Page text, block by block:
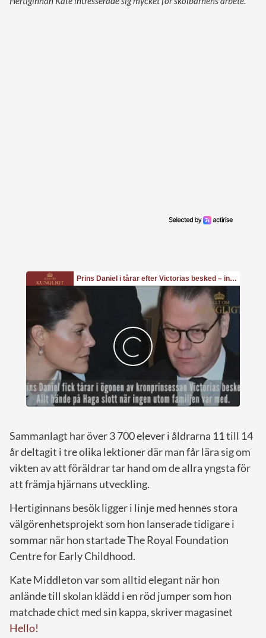
Sammanlagt har över 3 700 elever i åldrarna 11 till 14
år deltagit i tre olika lektioner där man får lära sig om
vikten av att föräldrar tar hand om de allra yngsta för
att främja hjärnans utveckling.
Hertiginnans besök ligger i linje med hennes stora
välgörenhetsprojekt som hon lanserade tidigare i
sommar när hon startade The Royal Foundation
Centre for Early Childhood.
Kate Middleton var som alltid elegant när hon
anlände till skolan klädd i en röd jumper som hon
matchade chict med sin kappa, skriver magasinet
Hello!